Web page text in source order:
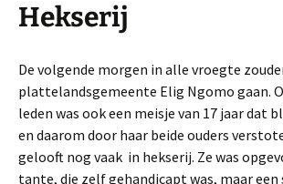
Hekserij
De volgende morgen in alle vroegte
plattelandsgemeente Elig Ngomo gaan.
leden was ook een meisje van 17 jaar dat
en daarom door haar beide ouders
gelooft nog vaak in hekserij. Ze was
tante, die zelf gehandicapt was, maar een